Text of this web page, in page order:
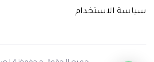
سياسة الاستخدام